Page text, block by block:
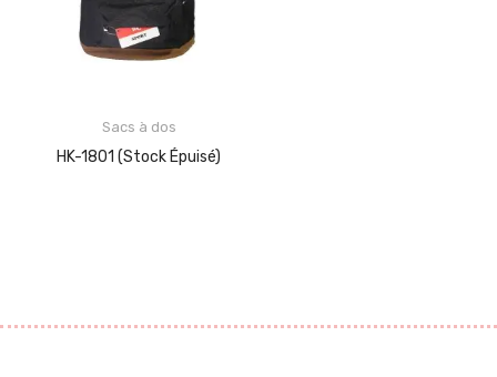
Sacs à dos
HK-1801 (Stock Épuisé)
LIRE LA SUITE